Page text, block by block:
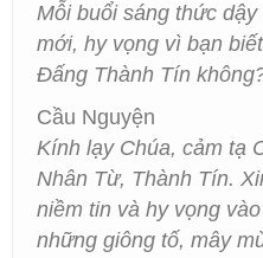
Mỗi buổi sáng thức
mới, hy vọng vì bạn
Đấng Thành Tín
Cầu Nguyện
Kính lạy Chúa, cảm tạ
Nhân Từ, Thành Tín.
niềm tin và hy vọng
những giông tố, mây